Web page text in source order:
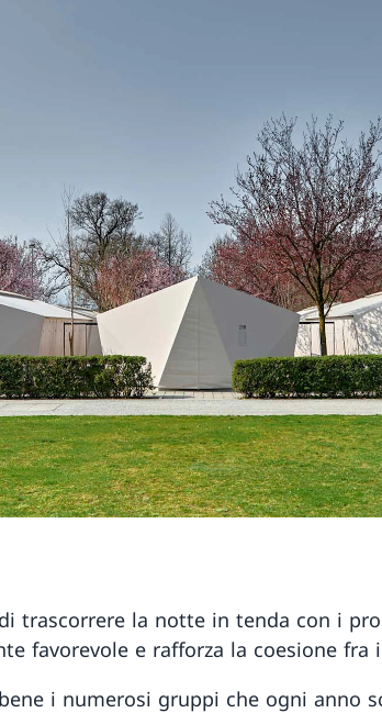
trascorrere la notte in tenda con i
favorevole e rafforza la coesione fra
i numerosi gruppi che ogni anno